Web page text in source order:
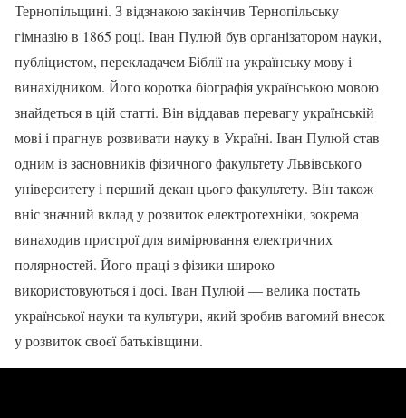
Тернопільщині. З відзнакою закінчив Тернопільську
гімназію в 1865 році. Іван Пулюй був організатором науки,
публіцистом, перекладачем Біблії на українську мову і
винахідником. Його коротка біографія українською мовою
знайдеться в цій статті. Він віддавав перевагу українській
мові і прагнув розвивати науку в Україні. Іван Пулюй став
одним із засновників фізичного факультету Львівського
університету і перший декан цього факультету. Він також
вніс значний вклад у розвиток електротехніки, зокрема
винаходив пристрої для вимірювання електричних
полярностей. Його праці з фізики широко
використовуються і досі. Іван Пулюй — велика постать
української науки та культури, який зробив вагомий внесок
у розвиток своєї батьківщини.